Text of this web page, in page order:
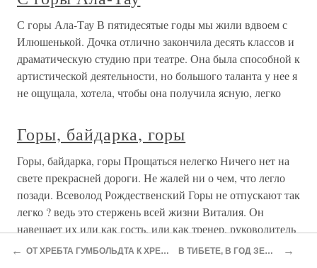
← ОТ ХРЕБТА ГУМБОЛЬДТА К ХРЕБТУ МАРКО ПОЛО В ТИБЕТЕ, В ГОД ЗЕМЛИ И ЗАЙЦА →